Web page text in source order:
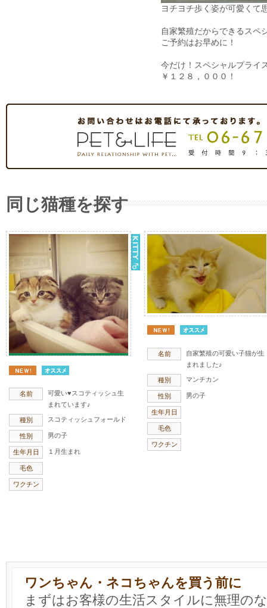
ヨチヨチ歩く姿が可愛くて
自家繁殖だからできるスペ
ご予約はお早めに！
今だけ！スペシャルプライ
￥１２８，０００！
同じ猫種を探す
名前
可愛い♥スコティッシュ生
まれています♪
種別 スコティッシュフォールド
性別 男の子
生年月日 １月生まれ
毛色
ワクチン
名前
自家繁殖の可愛い子猫が生
まれました♪
種別 マンチカン
性別 男の子
生年月日
毛色
ワクチン
ワンちゃん・ネコちゃんを買う前に
まずはお客様の生活スタイルに無理の